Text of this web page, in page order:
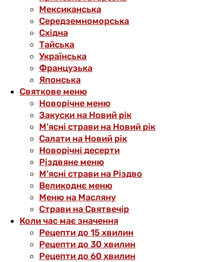
Мексиканська
Середземноморська
Східна
Тайська
Українська
Французька
Японська
Святкове меню
Новорічне меню
Закуски на Новий рік
М’ясні страви на Новий рік
Салати на Новий рік
Новорічні десерти
Різдвяне меню
М’ясні страви на Різдво
Великоднє меню
Меню на Масляну
Страви на Святвечір
Коли час має значення
Рецепти до 15 хвилин
Рецепти до 30 хвилин
Рецепти до 60 хвилин